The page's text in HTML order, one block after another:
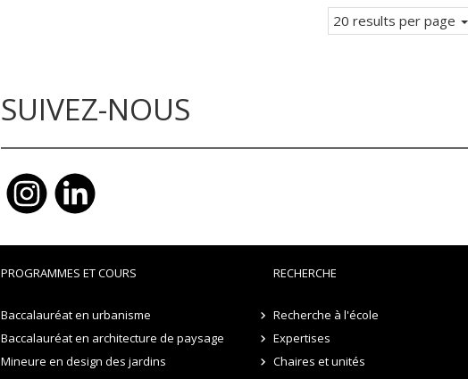
20 results per page
SUIVEZ-NOUS
PROGRAMMES ET COURS
Baccalauréat en urbanisme
Baccalauréat en architecture de paysage
Mineure en design des jardins
RECHERCHE
Recherche à l'école
Expertises
Chaires et unités